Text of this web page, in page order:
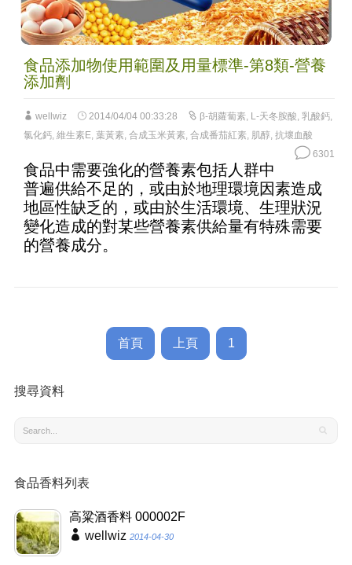
食品添加物使用範圍及用量標準-第8類-營養
添加劑
wellwiz 2014/04/04 00:33:28 β-胡蘿蔔素, L-天冬胺酸, 乳酸鈣,
氯化鈣, 維生素E, 葉黃素, 合成玉米黃素, 合成番茄紅素, 肌醇, 抗壞血酸
6301
食品中需要強化的營養素包括人群中
普遍供給不足的，或由於地理環境因素造成
地區性缺乏的，或由於生活環境、生理狀況
變化造成的對某些營養素供給量有特殊需要
的營養成分。
首頁 上頁 1
搜尋資料
食品香料列表
高粱酒香料 000002F
wellwiz 2014-04-30